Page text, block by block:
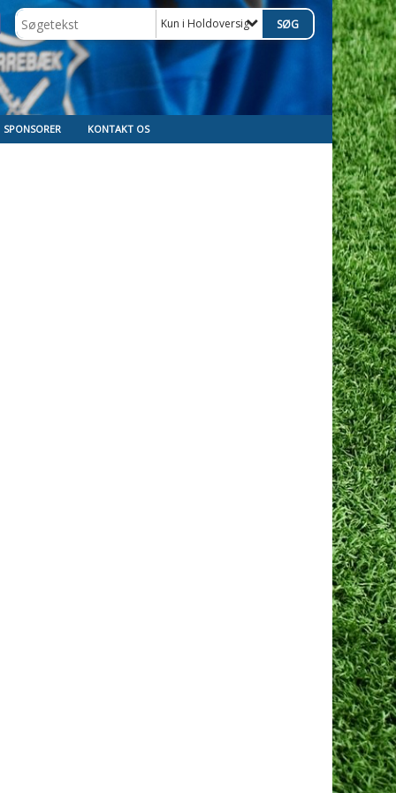
Kun i Holdoversigt
SPONSORER KONTAKT OS